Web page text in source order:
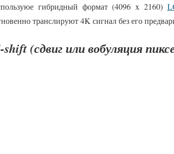
гибридный формат (4096 x 2160)
транслируют 4K сигнал без его
shift (сдвиг или вобуляция